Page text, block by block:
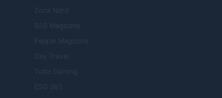
Zona Nerd
B2B Magazine
People Magazine
Day Travel
Tutto Gaming
ESG 365